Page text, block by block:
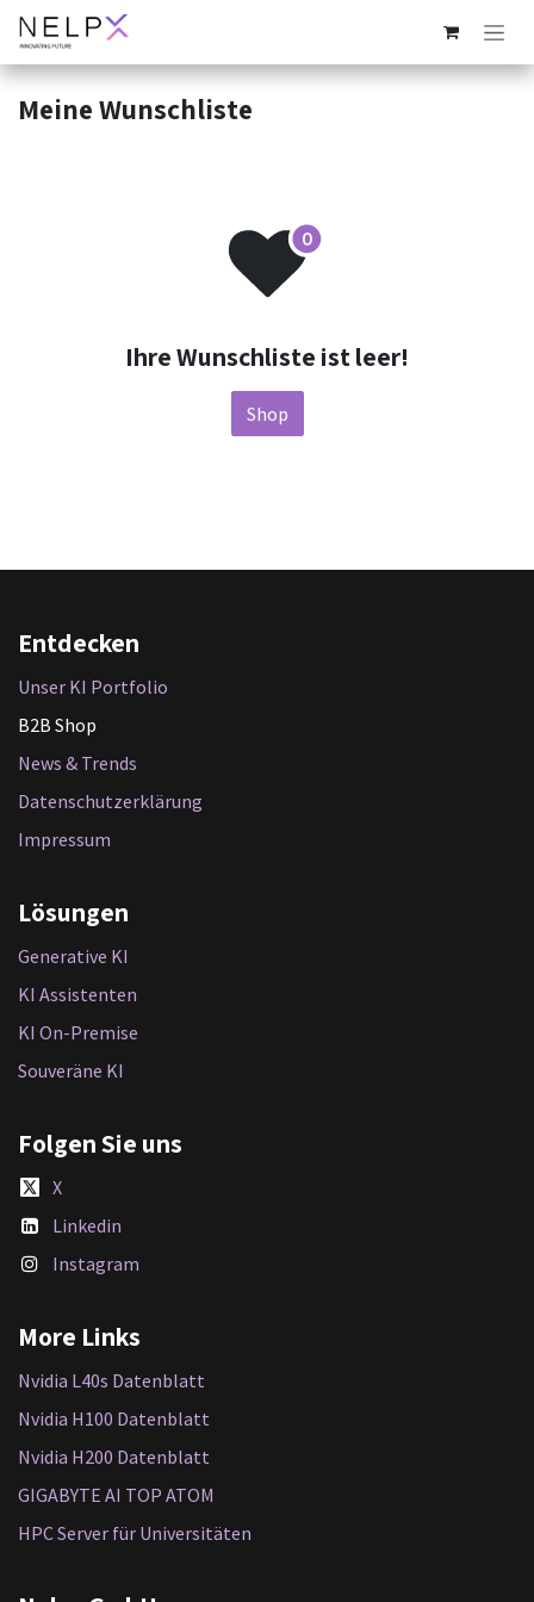
Zum Inhalt springen
Meine Wunschliste
Ihre Wunschliste ist leer!
Shop
Entdecken
Unser KI Portfolio
B2B Shop
News & Trends
Datenschutzerklärung
Impressum
Lösungen
Generative KI
KI Assistenten
KI On-Premise
Souveräne KI
Folgen Sie uns
X
Linkedin
Instagram
More Links
Nvidia L40s Datenblatt
Nvidia H100 Datenblatt
Nvidia H200 Datenblatt
GIGABYTE AI TOP ATOM
HPC Server für Universitäten